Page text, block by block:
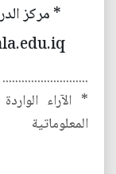
* مركز
...........................
* الآراء
المعلوماتية